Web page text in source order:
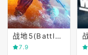
战地5(Battlefield Ⅴ)
7.9